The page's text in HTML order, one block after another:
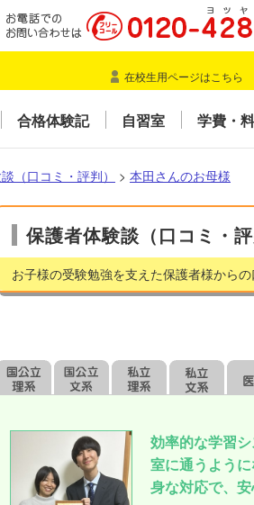
在校生用ページはこちら
合格体験記 自習室 学費・
（口コミ・評判） > 本田さんのお母様
保護者体験談（口コミ・評
お子様の受験勉強を支えた保護者様から
効率的な学習
室に通うよう
身な対応で、